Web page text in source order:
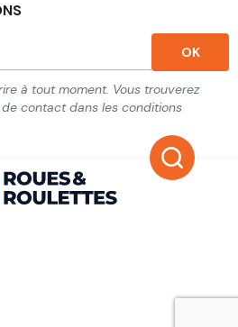
à tout moment. Vous trouverez
contact dans les conditions